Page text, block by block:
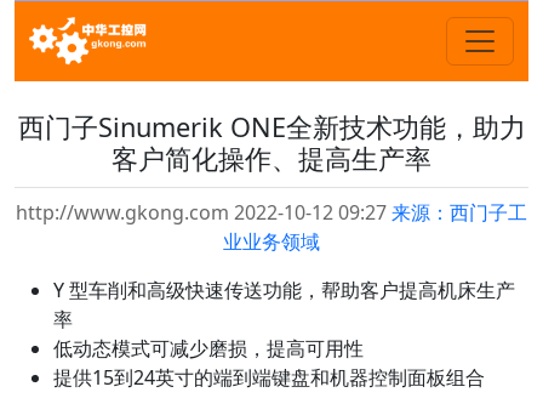
西门子Sinumerik ONE全新技术功能，助力
客户简化操作、提高生产率
http://www.gkong.com 2022-10-12 09:27来源：西门子工
业业务领域
Y 型车削和高级快速传送功能，帮助客户提高机床生产
率
低动态模式可减少磨损，提高可用性
提供15到24英寸的端到端键盘和机器控制面板组合